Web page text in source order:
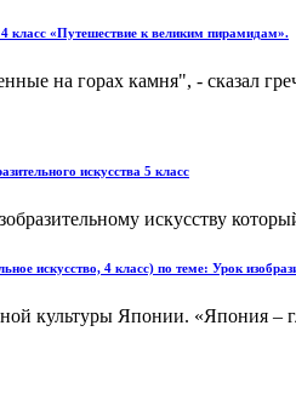
4 класс «Путешествие к великим пирамидам».
на горах камня", - сказал
искусства 5 класс
искусству
искусство, 4 класс) по теме: Урок
культуры Японии. «Япония –